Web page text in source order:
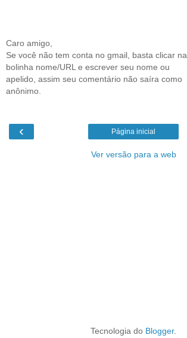
Caro amigo,
Se você não tem conta no gmail, basta clicar na
bolinha nome/URL e escrever seu nome ou
apelido, assim seu comentário não saíra como
anônimo.
‹ Página inicial
Ver versão para a web
Tecnologia do Blogger.